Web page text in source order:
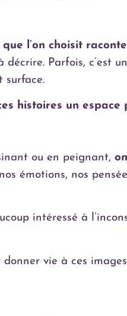
l’on choisit
décrire. Parfois, c’est
surface.
histoires un espace
ou en peignant,
émotions, nos
intéressé à
vie à ces